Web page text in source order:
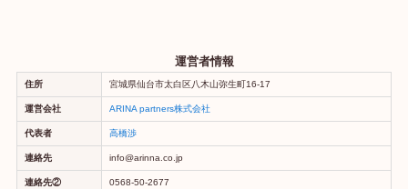
運営者情報
住所 宮城県仙台市太白区八木山弥生町16-17
運営会社 ARINA partners株式会社
代表者 高橋渉
連絡先 info@arinna.co.jp
連絡先② 0568-50-2677